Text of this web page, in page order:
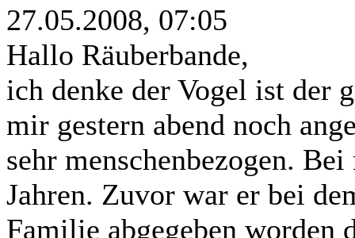
27.05.2008, 07:05
Hallo Räuberbande,
ich denke der Vogel ist der
mir gestern abend noch
sehr menschenbezogen.
Jahren. Zuvor war er bei
Familie abgegeben worden